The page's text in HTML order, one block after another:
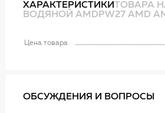
ХАРАКТЕРИСТИКИТОВАРА
ВОДЯНОЙ AMDPW27 AMD
Цена товара
ОБСУЖДЕНИЯ И ВОПРОСЫ